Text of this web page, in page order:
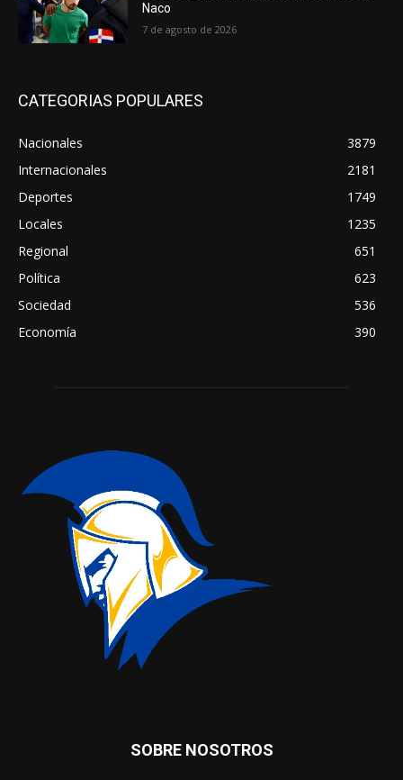
Naco
7 de agosto de 2026
CATEGORIAS POPULARES
Nacionales
3879
Internacionales
2181
Deportes
1749
Locales
1235
Regional
651
Política
623
Sociedad
536
Economía
390
SOBRE NOSOTROS